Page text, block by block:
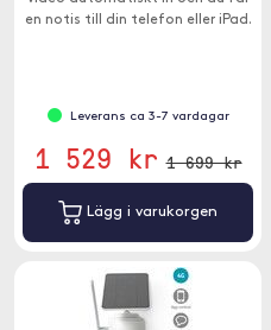
en notis till din telefon eller iPad.
Leverans ca 3-7 vardagar
1 529 kr 1 699 kr
Lägg i varukorgen